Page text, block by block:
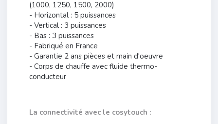
(1000, 1250, 1500, 2000)
- Horizontal : 5 puissances
- Vertical : 3 puissances
- Bas : 3 puissances
- Fabriqué en France
- Garantie 2 ans pièces et main d'oeuvre
- Corps de chauffe avec fluide thermo-
conducteur
La connectivité avec le cosytouch :